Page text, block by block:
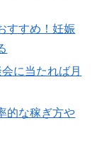
すすめ！妊娠
に当たれば月
的な稼ぎ方や